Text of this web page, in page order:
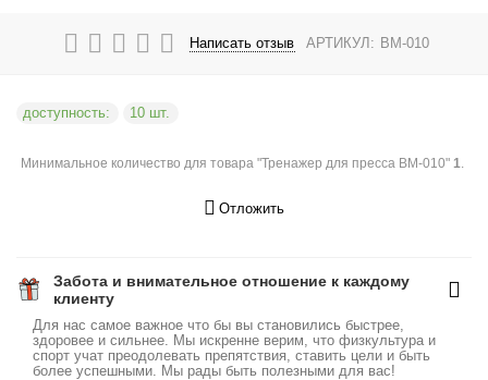
Написать отзыв АРТИКУЛ: BM-010
доступность: 10 шт.
Минимальное количество для товара "Тренажер для пресса BM-010"1.
Отложить
Забота и внимательное отношение к каждому
клиенту
Для нас самое важное что бы вы становились быстрее,
здоровее и сильнее. Мы искренне верим, что физкультура и
спорт учат преодолевать препятствия, ставить цели и быть
более успешными. Мы рады быть полезными для вас!